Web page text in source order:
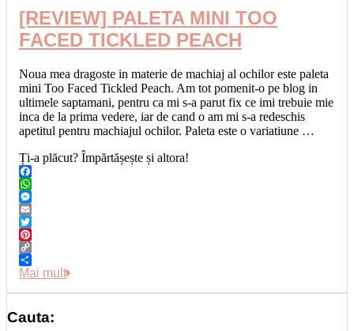
[REVIEW] PALETA MINI TOO
FACED TICKLED PEACH
Noua mea dragoste in materie de machiaj al ochilor este paleta
mini Too Faced Tickled Peach. Am tot pomenit-o pe blog in
ultimele saptamani, pentru ca mi s-a parut fix ce imi trebuie mie
inca de la prima vedere, iar de cand o am mi s-a redeschis
apetitul pentru machiajul ochilor. Paleta este o variatiune …
Ți-a plăcut? Împărtășește și altora!
Facebook
WhatsApp
Messenger
Email
Twitter
Pinterest
Copy
Link
Share
Mai mult
Cauta: